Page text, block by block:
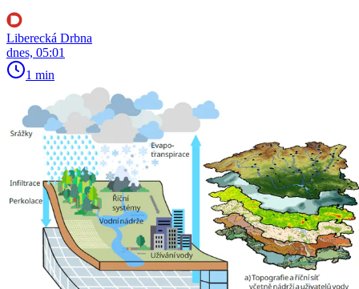
Liberecká Drbna
dnes, 05:01
1 min